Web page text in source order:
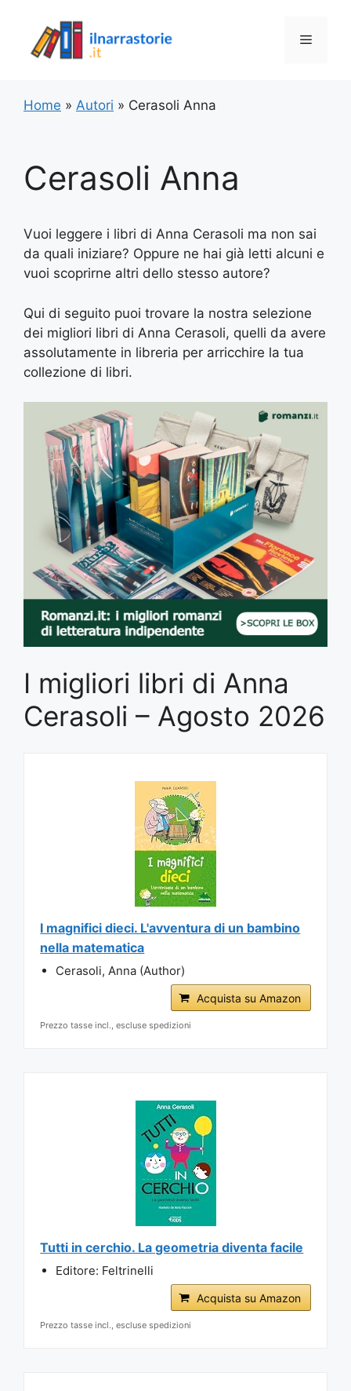
contenuto
Menu
Home » Autori » Cerasoli Anna
Cerasoli Anna
Vuoi leggere i libri di Anna Cerasoli ma non sai
da quali iniziare? Oppure ne hai già letti alcuni e
vuoi scoprirne altri dello stesso autore?
Qui di seguito puoi trovare la nostra selezione
dei migliori libri di Anna Cerasoli, quelli da avere
assolutamente in libreria per arricchire la tua
collezione di libri.
I migliori libri di Anna
Cerasoli – Agosto 2026
I magnifici dieci. L'avventura di un bambino
nella matematica
Cerasoli, Anna (Author)
Acquista su Amazon
Prezzo tasse incl., escluse spedizioni
Tutti in cerchio. La geometria diventa facile
Editore: Feltrinelli
Acquista su Amazon
Prezzo tasse incl., escluse spedizioni